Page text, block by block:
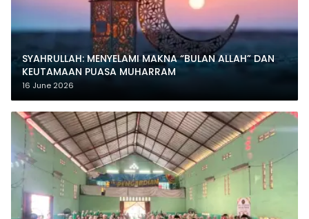
SYAHRULLAH: MENYELAMI MAKNA “BULAN ALLAH” DAN
KEUTAMAAN PUASA MUHARRAM
16 June 2026